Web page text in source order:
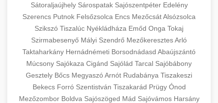
Sátoraljaújhely Sárospatak Sajószentpéter Edelény
Szerencs Putnok Felsőzsolca Encs MezőcsátAlsózsolca
Szikszó Tiszalúc Nyékládháza Emőd Onga Tokaj
Szirmabesenyő Mályi Szendrő MezőkeresztesArló
Taktaharkány Hernádnémeti Borsodnádasd Abaújszántó
Múcsony Sajókaza Cigánd Sajólád Tarcal Sajóbábony
Gesztely Bőcs MegyaszóArnót Rudabánya Tiszakeszi
Bekecs Forró Szentistván Tiszakarád Prügy Ónod
Mezőzombor Boldva Sajószöged Mád Sajóvámos Harsány